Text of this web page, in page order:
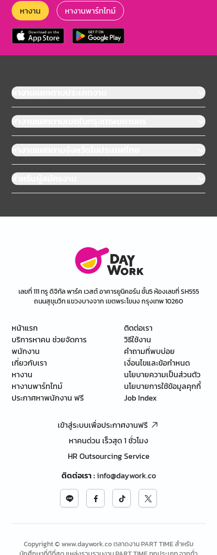
หางาน หางานพาร์ทไทม์
หางานแยกตามประเภทงาน
หางานแยกตามเขตในกรุงเทพมหานคร
หางานแยกตามจังหวัดในประเทศไทย
สำหรับผู้สมัครงาน
เลขที่ 111 ทรู ดิจิทัล พาร์ค เวสต์ อาคารยูนิคอร์น ชั้น5 ห้องเลขที่ SH555
ถนนสุขุมวิท แขวงบางจาก เขตพระโขนง กรุงเทพ 10260
หน้าแรก
บริการหาคน ช่วยจัดการ
พนักงาน
เกี่ยวกับเรา
หางาน
หางานพาร์ทไทม์
ประกาศหาพนักงาน ฟรี
ติดต่อเรา
วิธีใช้งาน
คำถามที่พบบ่อย
เงื่อนไขและข้อกำหนด
นโยบายความเป็นส่วนตัว
นโยบายการใช้ข้อมูลคุกกี้
Job Index
เข้าสู่ระบบเพื่อประกาศงานฟรี
หาคนด่วน เร็วสุด 1 ชั่วโมง
HR Outsourcing Service
ติดต่อเรา:info@daywork.co
Copyright © www.daywork.co ตลาดงาน PART TIME สำหรับ